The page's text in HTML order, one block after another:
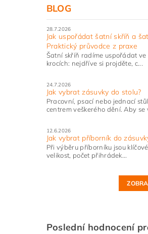
BLOG
28.7.2026
Jak uspořádat šatní skříň a
Praktický průvodce z praxe
Šatní skříň radíme uspořádat ve
krocích: nejdříve si projděte, c...
24.7.2026
Jak vybrat zásuvky do stolu?
Pracovní, psací nebo jednací
centrem veškerého dění. Aby se
12.6.2026
Jak vybrat příborník do
Při výběru příborníku jsou
velikost, počet přihrádek...
Poslední hodnocení